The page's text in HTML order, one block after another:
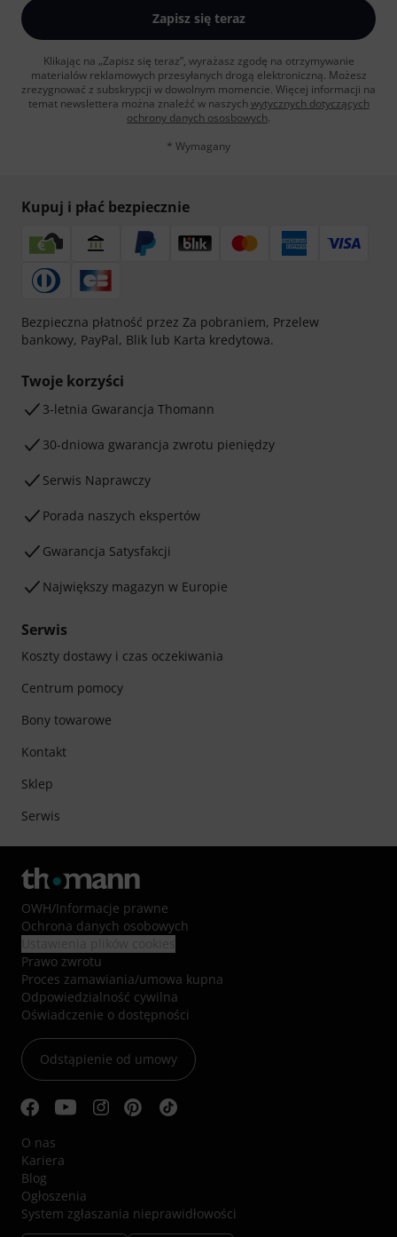
Zapisz się teraz
Klikając na „Zapisz się teraz”, wyrażasz zgodę na otrzymywanie
materialów reklamowych przesyłanych drogą elektroniczną. Możesz
zrezygnować z subskrypcji w dowolnym momencie. Więcej informacji na
temat newslettera można znaleźć w naszych wytycznych dotyczących
ochrony danych ososbowych.
* Wymagany
Kupuj i płać bezpiecznie
Bezpieczna płatność przez Za pobraniem, Przelew
bankowy, PayPal, Blik lub Karta kredytowa.
Twoje korzyści
3-letnia Gwarancja Thomann
30-dniowa gwarancja zwrotu pieniędzy
Serwis Naprawczy
Porada naszych ekspertów
Gwarancja Satysfakcji
Największy magazyn w Europie
Serwis
Koszty dostawy i czas oczekiwania
Centrum pomocy
Bony towarowe
Kontakt
Sklep
Serwis
OWH/Informacje prawne
Ochrona danych osobowych
Prawo zwrotu
Proces zamawiania/umowa kupna
Odpowiedzialność cywilna
Oświadczenie o dostępności
Odstąpienie od umowy
O nas
Kariera
Blog
Ogłoszenia
System zgłaszania nieprawidłowości